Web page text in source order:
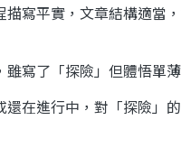
寫平實，文章結構適當
寫了「探險」但體悟單
在進行中，對「探險」